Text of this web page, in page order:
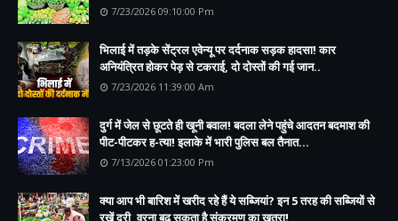
7/23/2026 09:10:00 Pm
भिलाई में तड़के सेंट्रल एवेन्यू पर दर्दनाक सड़क हादसा! कार
अनियंत्रित होकर पेड़ से टकराई, दो दोस्तों की गई जान..
7/23/2026 11:39:00 Am
दुर्ग में जेल से छूटते ही खूनी बवाल! बदला लेने पहुंचे आदतन बदमाश की
पीट-पीटकर ह-त्या! इलाके में भारी पुलिस बल तैनात...
7/13/2026 01:23:00 Pm
क्या आप भी बारिश में खरीद रहे हैं ये सब्जियां? इन 5 तरह की सब्जियों से
रखें दूरी, वरना बढ़ सकता है संक्रमण का खतरा!